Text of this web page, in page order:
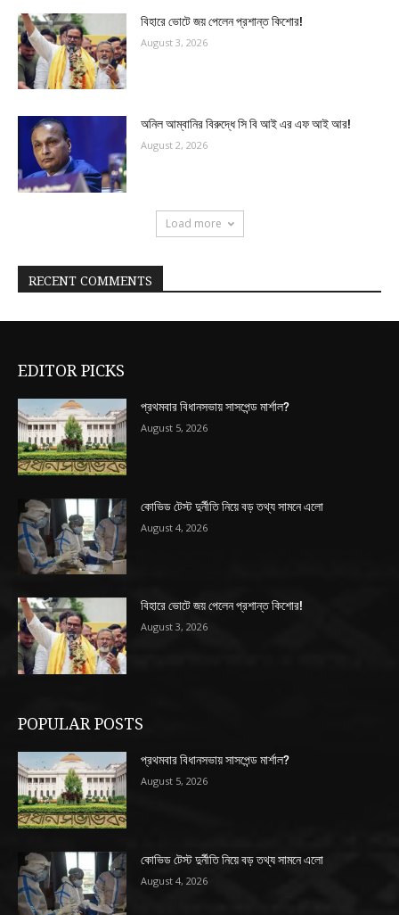
বিহারে ভোটে জয় পেলেন প্রশান্ত কিশোর!
August 3, 2026
অনিল আম্বানির বিরুদ্ধে সি বি আই এর এফ আই আর!
August 2, 2026
Load more
RECENT COMMENTS
EDITOR PICKS
প্রথমবার বিধানসভায় সাসপেন্ড মার্শাল?
August 5, 2026
কোভিড টেস্ট দুর্নীতি নিয়ে বড় তথ্য সামনে এলো
August 4, 2026
বিহারে ভোটে জয় পেলেন প্রশান্ত কিশোর!
August 3, 2026
POPULAR POSTS
প্রথমবার বিধানসভায় সাসপেন্ড মার্শাল?
August 5, 2026
কোভিড টেস্ট দুর্নীতি নিয়ে বড় তথ্য সামনে এলো
August 4, 2026